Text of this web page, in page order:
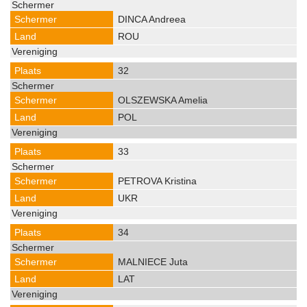
DINCA Andreea
ROU
32
OLSZEWSKA Amelia
POL
33
PETROVA Kristina
UKR
34
MALNIECE Juta
LAT